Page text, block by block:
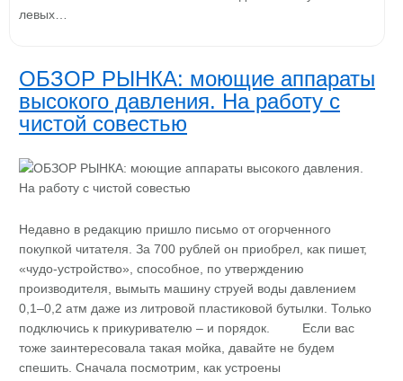
левых…
ОБЗОР РЫНКА: моющие аппараты
высокого давления. На работу с
чистой совестью
Недавно в редакцию пришло письмо от огорченного
покупкой читателя. За 700 рублей он приобрел, как пишет,
«чудо-устройство», способное, по утверждению
производителя, вымыть машину струей воды давлением
0,1–0,2 атм даже из литровой пластиковой бутылки. Только
подключись к прикуривателю – и порядок. Если вас
тоже заинтересовала такая мойка, давайте не будем
спешить. Сначала посмотрим, как устроены